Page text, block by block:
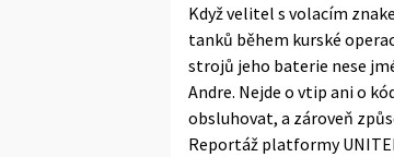
Když velitel s volacím
tanků během kurské
strojů jeho baterie nese
Andre. Nejde o vtip ani o
obsluhovat, a zároveň
Reportáž platformy